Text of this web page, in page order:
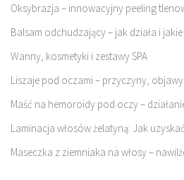
Oksybrazja – innowacyjny peeling
Balsam odchudzający – jak działa i jakie
Wanny, kosmetyki i zestawy SPA
Liszaje pod oczami – przyczyny,
Maść na hemoroidy pod oczy –
Laminacja włosów żelatyną: Jak
Maseczka z ziemniaka na włosy –